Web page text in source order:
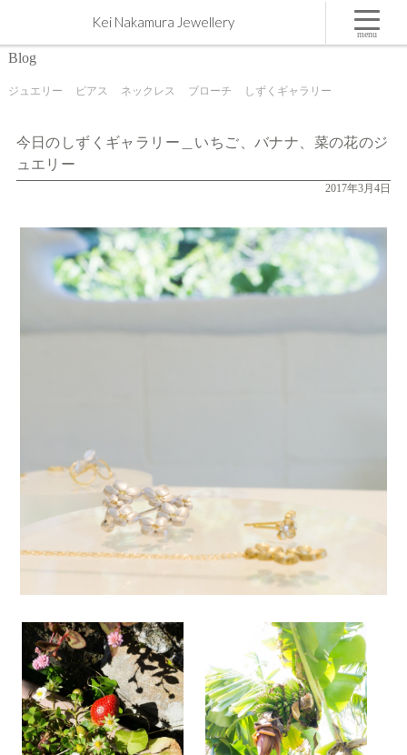
今日のしずくギャラリー＿いちご、バナナ、菜の花のジュエリー | 屋久島,ジュエリー,オーダーメ
イドのマリッジリング（結婚・婚約指輪）制作 | Kei Nakamura Jewellery Blog
Kei Nakamura Jewellery
Blog
ジュエリー ピアス ネックレス ブローチ しずくギャラリー
今日のしずくギャラリー＿いちご、バナナ、菜の花のジ
ュエリー
2017年3月4日
menu